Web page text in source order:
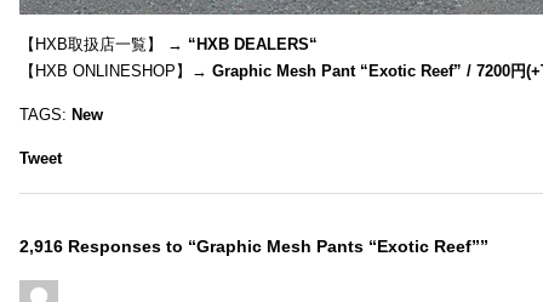
【HXB取扱店一覧】 → “HXB DEALERS“
【HXB ONLINESHOP】→ Graphic Mesh Pant “Exotic Reef” / 7200円
TAGS: New
Tweet
2,916 Responses to “Graphic Mesh Pants “Exotic Reef””